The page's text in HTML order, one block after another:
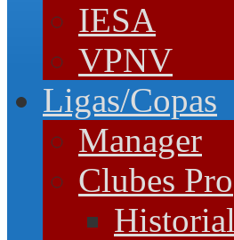
IESA
VPNV
Ligas/Copas
Manager
Clubes Pro
Historial